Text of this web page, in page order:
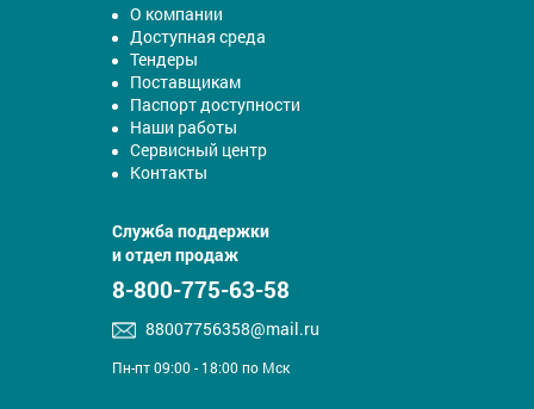
О компании
Доступная среда
Тендеры
Поставщикам
Паспорт доступности
Наши работы
Сервисный центр
Контакты
Служба поддержки
и отдел продаж
8-800-775-63-58
88007756358@mail.ru
Пн-пт 09:00 - 18:00 по Мск